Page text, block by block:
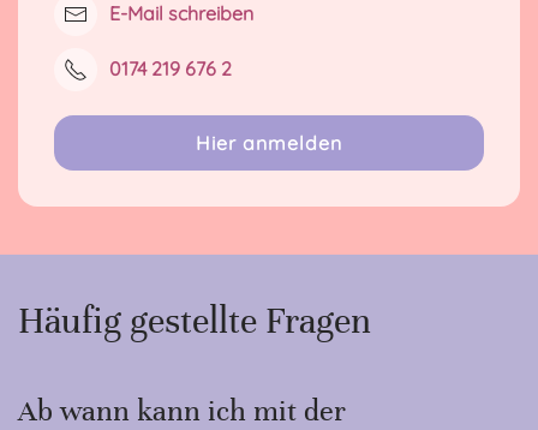
E-Mail schreiben
0174 219 676 2
Hier anmelden
Häufig gestellte Fragen
Ab wann kann ich mit der